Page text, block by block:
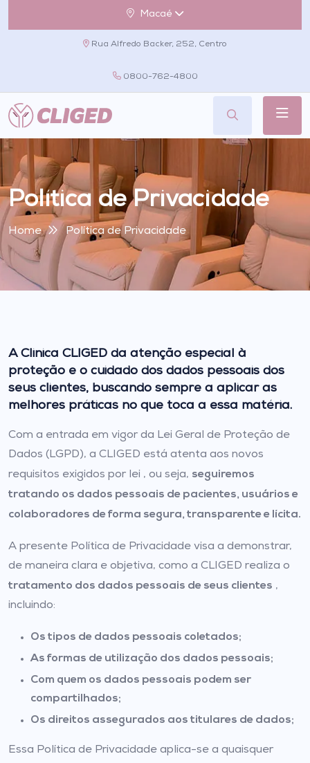
Macaé
Rua Alfredo Backer, 252, Centro
0800-762-4800
Política de Privacidade
Home Política de Privacidade
A Clinica CLIGED da atenção especial à
proteção e o cuidado dos dados pessoais dos
seus clientes, buscando sempre a aplicar as
melhores práticas no que toca a essa matéria.
Com a entrada em vigor da Lei Geral de Proteção de
Dados (LGPD), a CLIGED está atenta aos novos
requisitos exigidos por lei , ou seja, seguiremos
tratando os dados pessoais de pacientes, usuários e
colaboradores de forma segura, transparente e lícita.
A presente Política de Privacidade visa a demonstrar,
de maneira clara e objetiva, como a CLIGED realiza o
tratamento dos dados pessoais de seus clientes ,
incluindo:
Os tipos de dados pessoais coletados;
As formas de utilização dos dados pessoais;
Com quem os dados pessoais podem ser
compartilhados;
Os direitos assegurados aos titulares de dados;
Essa Política de Privacidade aplica-se a quaisquer